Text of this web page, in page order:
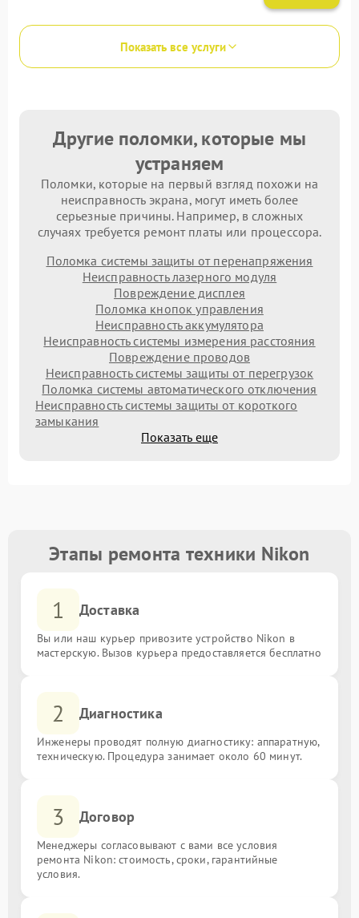
Показать все услуги
Другие поломки, которые мы
устраняем
Поломки, которые на первый взгляд похожи на
неисправность экрана, могут иметь более
серьезные причины. Например, в сложных
случаях требуется ремонт платы или процессора.
Поломка системы защиты от перенапряжения
Неисправность лазерного модуля
Повреждение дисплея
Поломка кнопок управления
Неисправность аккумулятора
Неисправность системы измерения расстояния
Повреждение проводов
Неисправность системы защиты от перегрузок
Поломка системы автоматического отключения
Неисправность системы защиты от короткого
замыкания
Показать еще
Этапы ремонта техники Nikon
1 Доставка
Вы или наш курьер привозите устройство Nikon в
мастерскую. Вызов курьера предоставляется бесплатно
2 Диагностика
Инженеры проводят полную диагностику: аппаратную,
техническую. Процедура занимает около 60 минут.
3 Договор
Менеджеры согласовывают с вами все условия
ремонта Nikon: стоимость, сроки, гарантийные
условия.